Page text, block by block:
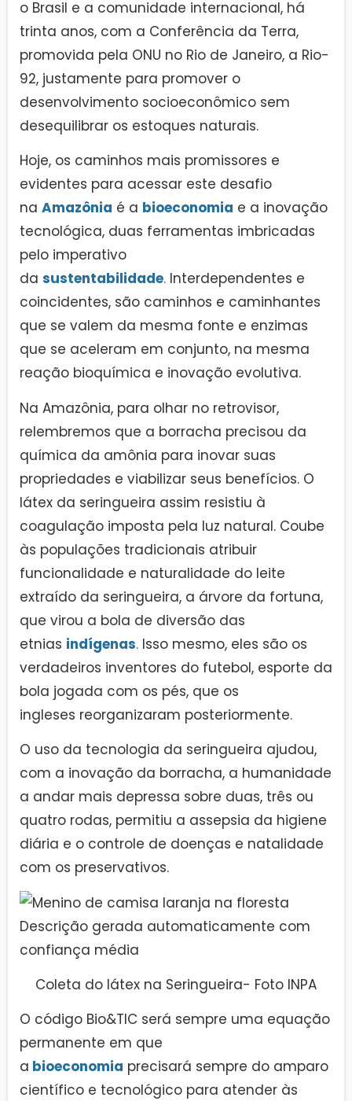
o Brasil e a comunidade internacional, há
trinta anos, com a Conferência da Terra,
promovida pela ONU no Rio de Janeiro, a Rio-
92, justamente para promover o
desenvolvimento socioeconômico sem
desequilibrar os estoques naturais.
Hoje, os caminhos mais promissores e
evidentes para acessar este desafio
na Amazônia é a bioeconomia e a inovação
tecnológica, duas ferramentas imbricadas
pelo imperativo
da sustentabilidade. Interdependentes e
coincidentes, são caminhos e caminhantes
que se valem da mesma fonte e enzimas
que se aceleram em conjunto, na mesma
reação bioquímica e inovação evolutiva.
Na Amazônia, para olhar no retrovisor,
relembremos que a borracha precisou da
química da amônia para inovar suas
propriedades e viabilizar seus benefícios. O
látex da seringueira assim resistiu à
coagulação imposta pela luz natural. Coube
às populações tradicionais atribuir
funcionalidade e naturalidade do leite
extraído da seringueira, a árvore da fortuna,
que virou a bola de diversão das
etnias indígenas. Isso mesmo, eles são os
verdadeiros inventores do futebol, esporte da
bola jogada com os pés, que os
ingleses reorganizaram posteriormente.
O uso da tecnologia da seringueira ajudou,
com a inovação da borracha, a humanidade
a andar mais depressa sobre duas, três ou
quatro rodas, permitiu a assepsia da higiene
diária e o controle de doenças e natalidade
com os preservativos.
Coleta do látex na Seringueira- Foto INPA
O código Bio&TIC será sempre uma equação
permanente em que
a bioeconomia precisará sempre do amparo
científico e tecnológico para atender às